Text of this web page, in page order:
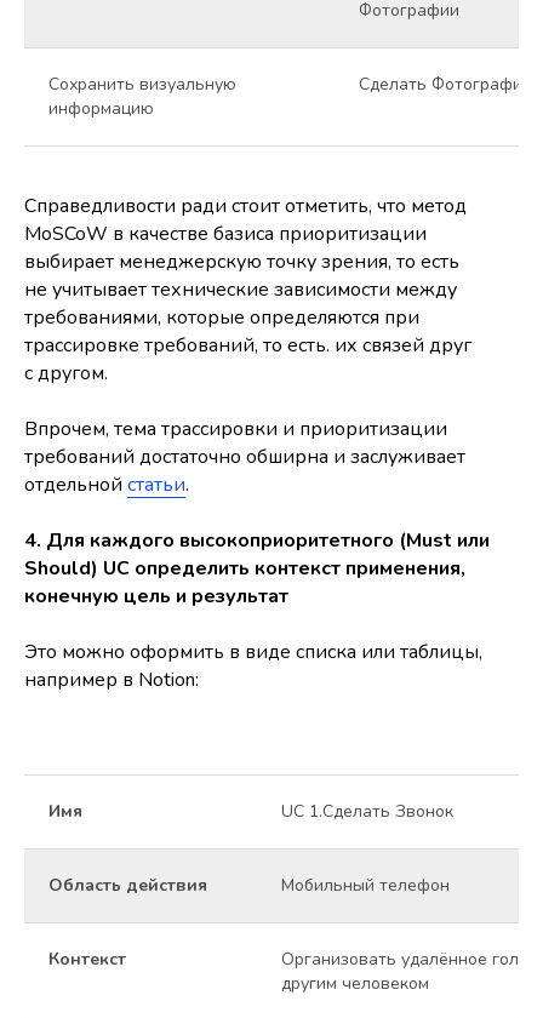
Фотографии
Сохранить визуальную
информацию
Сделать Фотографию
Справедливости ради стоит отметить, что метод
MoSCoW в качестве базиса приоритизации
выбирает менеджерскую точку зрения, то есть
не учитывает технические зависимости между
требованиями, которые определяются при
трассировке требований, то есть. их связей друг
с другом.
Впрочем, тема трассировки и приоритизации
требований достаточно обширна и заслуживает
отдельной статьи.
4. Для каждого высокоприоритетного (Must или
Should) UC определить контекст применения,
конечную цель и результат
Это можно оформить в виде списка или таблицы,
например в Notion:
Имя UC 1.Сделать Звонок
Область действия Мобильный телефон
Контекст
Организовать удалённое
другим человеком